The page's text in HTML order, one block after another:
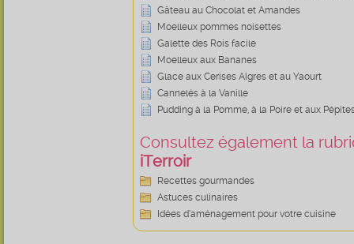
Gâteau au Chocolat et Amandes
Moelleux pommes noisettes
Galette des Rois facile
Moelleux aux Bananes
Glace aux Cerises Aîgres et au Yaourt
Cannelés à la Vanille
Pudding à la Pomme, à la Poire et aux
Consultez également la
iTerroir
Recettes gourmandes
Astuces culinaires
Idées d’aménagement pour votre cuisine